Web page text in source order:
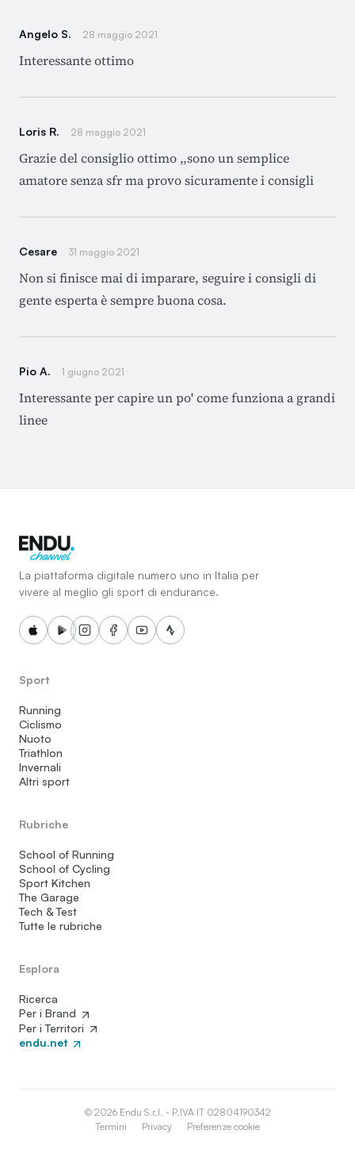
Angelo S. 28 maggio 2021
Interessante ottimo
Loris R. 28 maggio 2021
Grazie del consiglio ottimo ,,sono un semplice
amatore senza sfr ma provo sicuramente i consigli
Cesare 31 maggio 2021
Non si finisce mai di imparare, seguire i consigli di
gente esperta è sempre buona cosa.
Pio A. 1 giugno 2021
Interessante per capire un po' come funziona a grandi
linee
La piattaforma digitale numero uno in Italia per
vivere al meglio gli sport di endurance.
Sport
Running
Ciclismo
Nuoto
Triathlon
Invernali
Altri sport
Rubriche
School of Running
School of Cycling
Sport Kitchen
The Garage
Tech & Test
Tutte le rubriche
Esplora
Ricerca
Per i Brand
Per i Territori
endu.net
© 2026 Endu S.r.l. - P.IVA IT 02804190342
Termini
Privacy Preferenze cookie